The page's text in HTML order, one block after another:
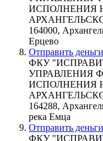
ИСПОЛНЕНИЯ
164000,
Ерцево
Отправить
ФКУ
УПРАВЛЕНИЯ
ИСПОЛНЕНИЯ
164288,
река Емца
Отправить
ФКУ